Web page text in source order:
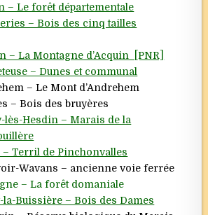
– Le forêt départementale
– Bois des cinq tailles
– La Montagne d’Acquin [PNR]
– Dunes et communal
– Le Mont d’Andrehem
– Bois des bruyères
lès-Hesdin – Marais de la
– Terril de Pinchonvalles
Wavans – ancienne voie ferrée
– La forêt domaniale
la-Buissière – Bois des Dames